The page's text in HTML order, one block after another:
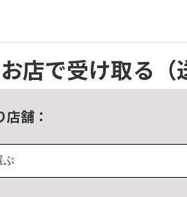
お店で受け取る
舗：
ぶ